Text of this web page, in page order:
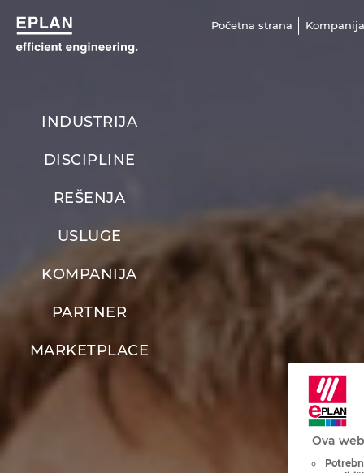
Početna strana Kompanija
INDUSTRIJA
DISCIPLINE
REŠENJA
USLUGE
KOMPANIJA
PARTNER
MARKETPLACE
Ova